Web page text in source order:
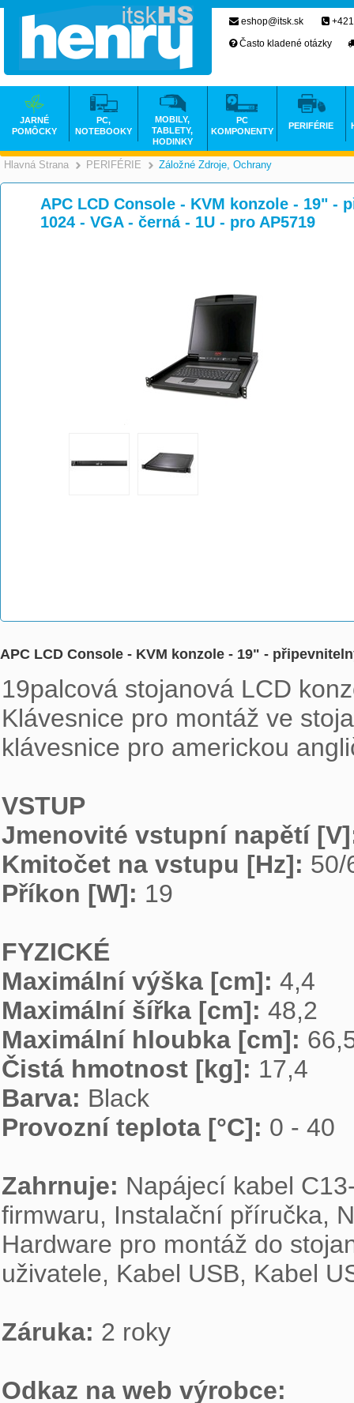
Hlavná Strana >
PERIFÉRIE >
Záložné Zdroje, Ochrany
APC LCD Console - KVM konzole - 19" -
1024 - VGA - černá - 1U - pro AP5719
APC LCD Console - KVM konzole - 19" -
19palcová stojanová LCD
Klávesnice pro montáž ve
klávesnice pro americkou
VSTUP
Jmenovité vstupní napětí
Kmitočet na vstupu [Hz]:
Příkon [W]: 19
FYZICKÉ
Maximální výška [cm]:
Maximální šířka [cm]:
Maximální hloubka [cm]:
Čistá hmotnost [kg]:
Barva:
Provozní teplota [°C]: 0 - 40
Zahrnuje: Napájecí kabel
firmwaru, Instalační příručka,
Hardware pro montáž do
uživatele, Kabel USB, Kabel
Záruka: 2 roky
eshop@itsk.sk
Často kladené otázky
JARNÉ
POMÔCKY
PC,
NOTEBOOKY
MOBILY,
TABLETY,
HODINKY
PC
KOMPONENTY
PERIFÉRIE